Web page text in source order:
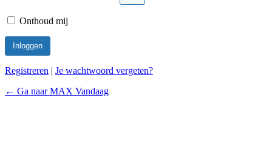
Onthoud mij
Registreren | Je wachtwoord vergeten?
← Ga naar MAX Vandaag